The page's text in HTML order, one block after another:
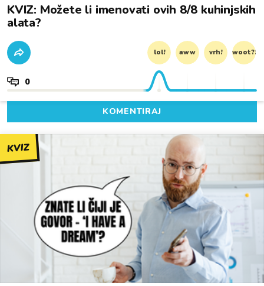
KVIZ: Možete li imenovati ovih 8/8 kuhinjskih
alata?
lol! aww vrh! woot?!
0
KOMENTIRAJ
KVIZ